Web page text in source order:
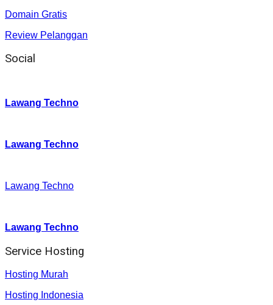
Domain Gratis
Review Pelanggan
Social
Lawang Techno
Lawang Techno
Lawang Techno
Lawang Techno
Service Hosting
Hosting Murah
Hosting Indonesia